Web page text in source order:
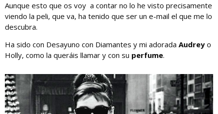
Aunque esto que os voy a contar no lo he visto precisamente
viendo la peli, que va, ha tenido que ser un e-mail el que me lo
descubra.
Ha sido con Desayuno con Diamantes y mi adorada Audrey o
Holly, como la queráis llamar y con su perfume.